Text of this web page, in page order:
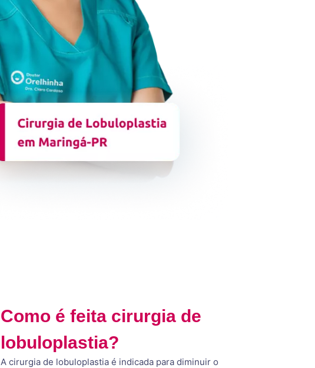
Como é feita cirurgia de
lobuloplastia?
A cirurgia de lobuloplastia é indicada para diminuir o